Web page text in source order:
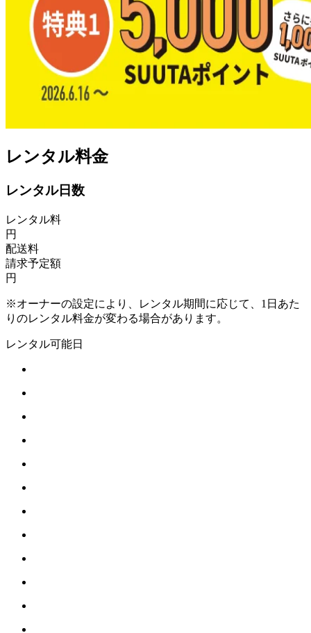
レンタル料金
レンタル日数
レンタル料
円
配送料
請求予定額
円
※オーナーの設定により、レンタル期間に応じて、1日あた
りのレンタル料金が変わる場合があります。
レンタル可能日